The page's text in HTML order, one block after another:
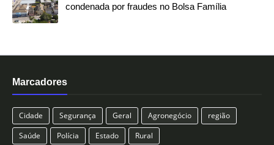
condenada por fraudes no Bolsa Família
Marcadores
Cidade Segurança Geral Agronegócio
região
Saúde
Polícia Estado Rural